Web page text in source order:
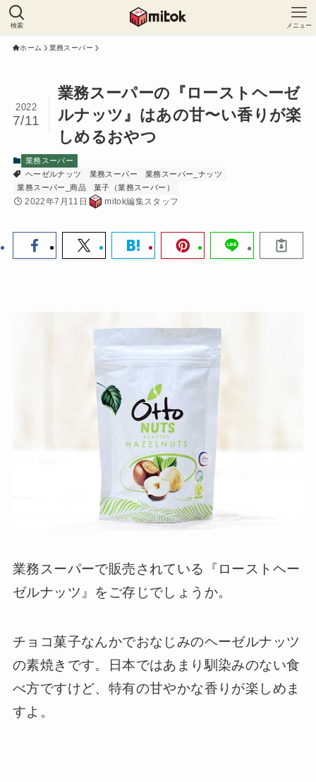
検索 メニュー
ホーム 業務スーパー
業務スーパーの『ローストヘーゼ
ルナッツ』はあの甘〜い香りが楽
しめるおやつ
2022
7/11
業務スーパー
ヘーゼルナッツ
業務スーパー
業務スーパー_ナッツ
業務スーパー_商品
菓子（業務スーパー）
2022年7月11日 mitok編集スタッフ
業務スーパーで販売されている『ローストヘー
ゼルナッツ』をご存じでしょうか。
チョコ菓子なんかでおなじみのヘーゼルナッツ
の素焼きです。日本ではあまり馴染みのない食
べ方ですけど、特有の甘やかな香りが楽しめま
すよ。